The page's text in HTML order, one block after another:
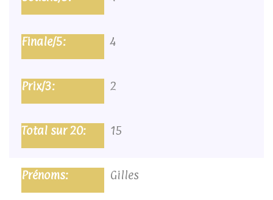
4
2
15
Gilles